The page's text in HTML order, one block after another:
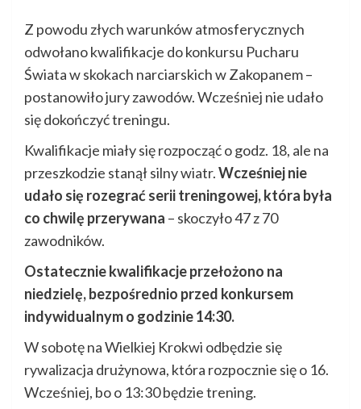
Z powodu złych warunków atmosferycznych
odwołano kwalifikacje do konkursu Pucharu
Świata w skokach narciarskich w Zakopanem –
postanowiło jury zawodów. Wcześniej nie udało
się dokończyć treningu.
Kwalifikacje miały się rozpocząć o godz. 18, ale na
przeszkodzie stanął silny wiatr.Wcześniej nie
udało się rozegrać serii treningowej, która była
co chwilę przerywana – skoczyło 47 z 70
zawodników.
Ostatecznie kwalifikacje przełożono na
niedzielę, bezpośrednio przed konkursem
indywidualnym o godzinie 14:30.
W sobotę na Wielkiej Krokwi odbędzie się
rywalizacja drużynowa, która rozpocznie się o 16.
Wcześniej, bo o 13:30 będzie trening.